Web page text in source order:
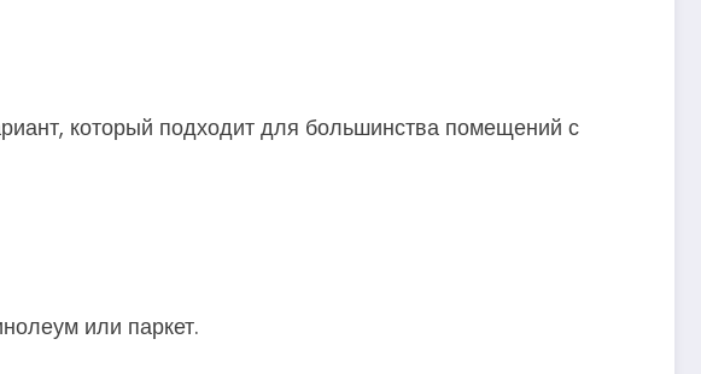
который подходит для большинства помещений с
или паркет.